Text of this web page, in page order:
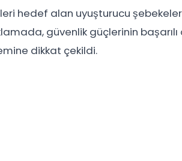
hedef alan uyuşturucu
güvenlik güçlerinin
dikkat çekildi.